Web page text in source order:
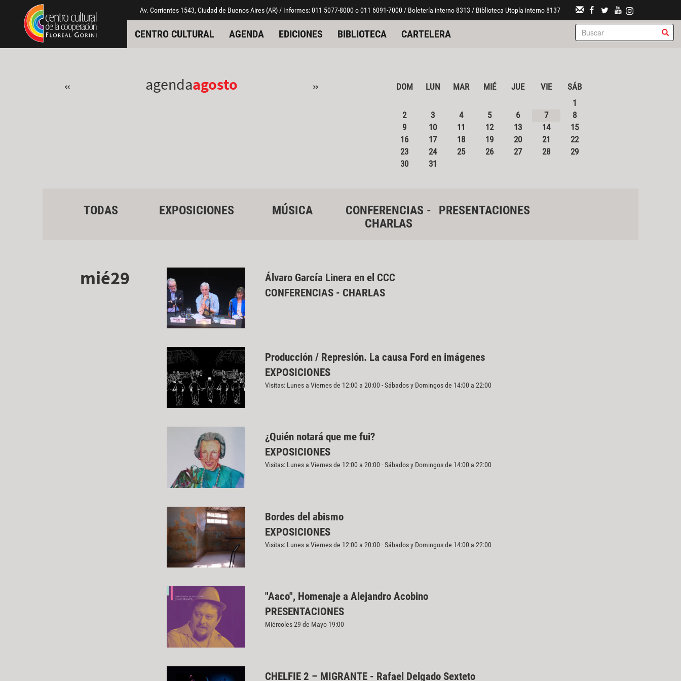
Pasar al contenido principal
Jump to main content Av. Corrientes 1543, Ciudad de Buenos Aires (AR) / Informes: 011 5077-8000 o 011 6091-7000 / Boletería interno 8313 / Biblioteca Utopía interno 8137
CENTRO CULTURAL AGENDA EDICIONES BIBLIOTECA CARTELERA
« agendaagosto » DOM LUN MAR MIÉ JUE VIE
SÁB
1
2
3 4 5 6 7
8
9
10 11 12 13 14
15
16
17 18 19 20 21
22
23
24 25 26 27 28
29
30
31
TODAS EXPOSICIONES MÚSICA
CONFERENCIAS -
CHARLAS
PRESENTACIONES
mié29
Álvaro García Linera en el CCC
CONFERENCIAS - CHARLAS
Producción / Represión. La causa Ford en imágenes
EXPOSICIONES
Visitas: Lunes a Viernes de 12:00 a 20:00 - Sábados y Domingos de 14:00 a 22:00
¿Quién notará que me fui?
EXPOSICIONES
Visitas: Lunes a Viernes de 12:00 a 20:00 - Sábados y Domingos de 14:00 a 22:00
Bordes del abismo
EXPOSICIONES
Visitas: Lunes a Viernes de 12:00 a 20:00 - Sábados y Domingos de 14:00 a 22:00
"Aaco", Homenaje a Alejandro Acobino
PRESENTACIONES
Miércoles 29 de Mayo 19:00
CHELFIE 2 – MIGRANTE - Rafael Delgado Sexteto